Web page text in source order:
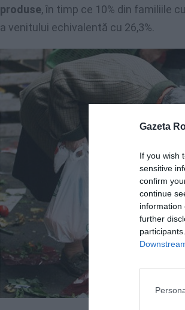
Gazeta
If you wish
sensitive
confirm
continue
information
further
produse, în timp ce 10% din familiile
a venitului echivalentă cu 26,3%.